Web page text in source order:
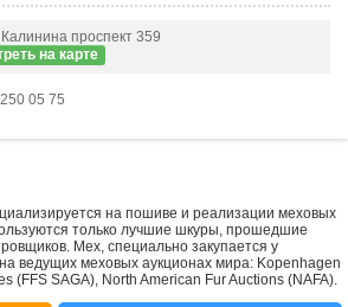
Калинина проспект 359
на карте
05 75
на пошиве и реализации меховых
только лучшие шкуры, прошедшие
Мех, специально закупается у
ведущих меховых аукционах мира: Kopenhagen
(FFS SAGA), North American Fur Auctions (NAFA).